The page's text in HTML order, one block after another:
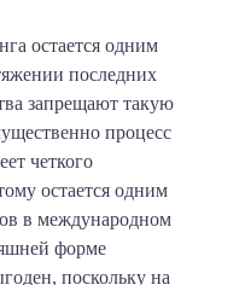
остается одним
последних
запрещают такую
процесс
четкого
остается одним
в международном
форме
поскольку на